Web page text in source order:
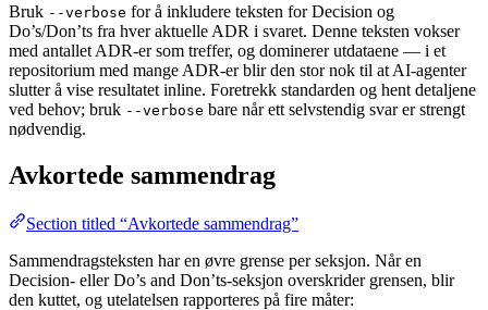
Bruk --verbose for å inkludere teksten for Decision og
Do’s/Don’ts fra hver aktuelle ADR i svaret. Denne teksten vokser
med antallet ADR-er som treffer, og dominerer utdataene — i et
repositorium med mange ADR-er blir den stor nok til at AI-agenter
slutter å vise resultatet inline. Foretrekk standarden og hent detaljene
ved behov; bruk --verbose bare når ett selvstendig svar er strengt
nødvendig.
Avkortede sammendrag
Section titled “Avkortede sammendrag”
Sammendragsteksten har en øvre grense per seksjon. Når en
Decision- eller Do’s and Don’ts-seksjon overskrider grensen, blir
den kuttet, og utelatelsen rapporteres på fire måter: